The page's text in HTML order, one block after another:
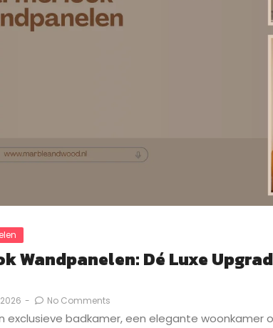
Wandpanelen: Dé Luxe
- No Comments
exclusieve badkamer, een elegante woonkamer